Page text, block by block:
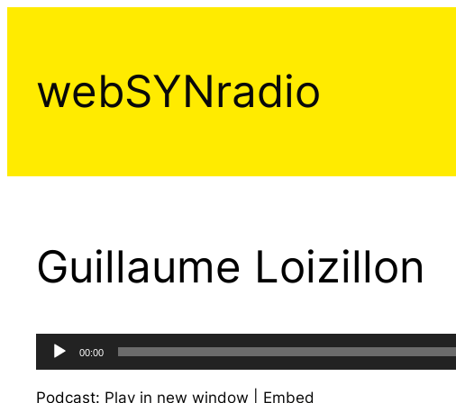
webSYNradio
Guillaume Loizillon
Lecteur
audio
00:00
Podcast: Play in new window Embed